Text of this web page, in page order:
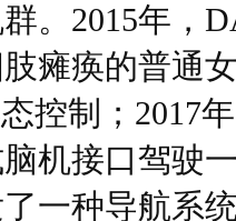
。2015年，
瘫痪的普通
控制；2017
机接口驾驶
一种导航系